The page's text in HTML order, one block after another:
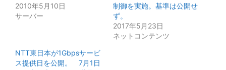
2010年5月10日
サーバー
制御を実施。基準は公開せ
ず。
2017年5月23日
ネットコンテンツ
NTT東日本が1Gbpsサービ
ス提供日を公開。 7月1日